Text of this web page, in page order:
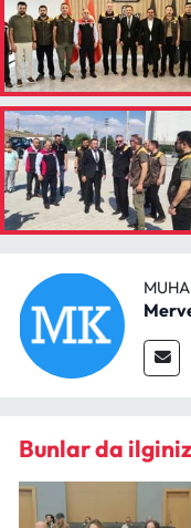
Bunlar da